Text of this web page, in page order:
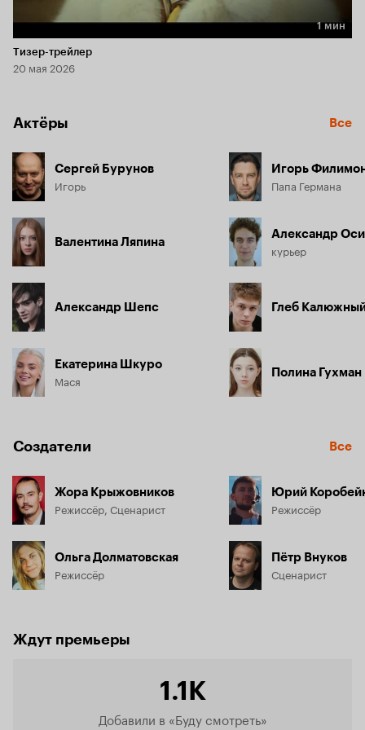
Длительность 1 мин
1 мин
Тизер-трейлер
20 мая 2026
Актёры Все
Сергей Бурунов
Игорь
Валентина Ляпина
Александр Шепс
Екатерина Шкуро
Мася
Игорь
Папа Германа
Александр
курьер
Глеб
Полина Гухман
Создатели Все
Жора Крыжовников
Режиссёр, Сценарист
Ольга Долматовская
Режиссёр
Юрий
Режиссёр
Пётр Внуков
Сценарист
Ждут премьеры
1.1K
Добавили в «Буду смотреть»